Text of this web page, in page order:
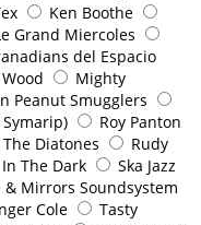
Ken Boothe
Grand Miercoles
del Espacio
Mighty
Peanut Smugglers
Roy Panton
Diatones
Rudy
The Dark
Ska Jazz
& Mirrors Soundsystem
Cole
Tasty